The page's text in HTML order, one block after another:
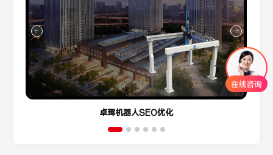
卓珲机器人SEO优化